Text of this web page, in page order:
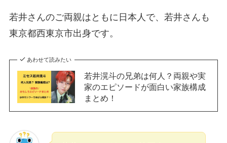
若井さんのご両親はともに日本人で、若井さんも
東京都西東京市出身です。
あわせて読みたい
若井滉斗の兄弟は何人？両親や実
家のエピソードが面白い家族構成
まとめ！